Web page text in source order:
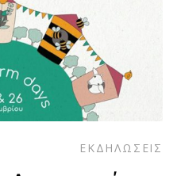
ΕΚΔΗΛΩΣΕΙΣ